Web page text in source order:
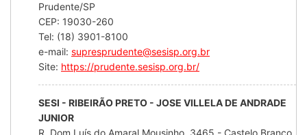
Prudente/SP
CEP: 19030-260
Tel: (18) 3901-8100
e-mail: supresprudente@sesisp.org.br
Site: https://prudente.sesisp.org.br/
SESI - RIBEIRÃO PRETO - JOSE VILLELA DE ANDRADE
JUNIOR
R. Dom Luís do Amaral Mousinho, 3465 - Castelo Branco